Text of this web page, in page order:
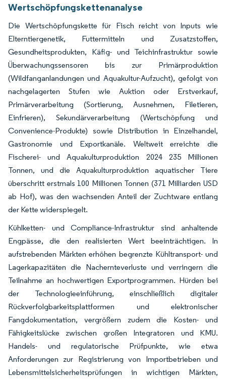
Wertschöpfungskettenanalyse
Die Wertschöpfungskette für Fisch reicht von Inputs wie
Elterntiergenetik, Futtermitteln und Zusatzstoffen,
Gesundheitsprodukten, Käfig- und Teichinfrastruktur sowie
Überwachungssensoren bis zur Primärproduktion
(Wildfanganlandungen und Aquakultur-Aufzucht), gefolgt von
nachgelagerten Stufen wie Auktion oder Erstverkauf,
Primärverarbeitung (Sortierung, Ausnehmen, Filetieren,
Einfrieren), Sekundärverarbeitung (Wertschöpfung und
Convenience-Produkte) sowie Distribution in Einzelhandel,
Gastronomie und Exportkanäle. Weltweit erreichte die
Fischerei- und Aquakulturproduktion 2024 235 Millionen
Tonnen, und die Aquakulturproduktion aquatischer Tiere
überschritt erstmals 100 Millionen Tonnen (371 Milliarden USD
ab Hof), was den wachsenden Anteil der Zuchtware entlang
der Kette widerspiegelt.
Kühlketten- und Compliance-Infrastruktur sind anhaltende
Engpässe, die den realisierten Wert beeinträchtigen. In
aufstrebenden Märkten erhöhen begrenzte Kühltransport- und
Lagerkapazitäten die Nachernteverluste und verringern die
Teilnahme an hochwertigen Exportprogrammen. Hürden bei
der Technologieeinführung, einschließlich digitaler
Rückverfolgbarkeitsplattformen und elektronischer
Fangdokumentation, vergrößern zudem die Kosten- und
Fähigkeitslücke zwischen großen Integratoren und KMU.
Handels- und regulatorische Prüfpunkte, wie etwa
Anforderungen zur Registrierung von Importbetrieben und
Lebensmittelsicherheitsprüfungen in wichtigen Märkten,